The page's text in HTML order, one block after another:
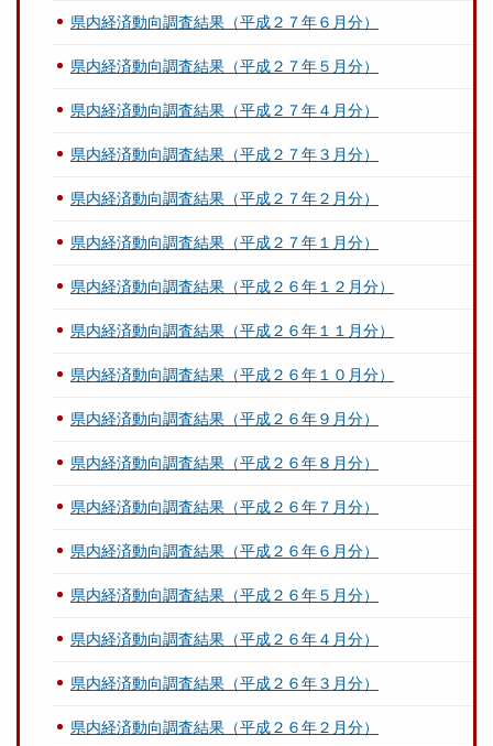
県内経済動向調査結果（平成２７年６月分）
県内経済動向調査結果（平成２７年５月分）
県内経済動向調査結果（平成２７年４月分）
県内経済動向調査結果（平成２７年３月分）
県内経済動向調査結果（平成２７年２月分）
県内経済動向調査結果（平成２７年１月分）
県内経済動向調査結果（平成２６年１２月分）
県内経済動向調査結果（平成２６年１１月分）
県内経済動向調査結果（平成２６年１０月分）
県内経済動向調査結果（平成２６年９月分）
県内経済動向調査結果（平成２６年８月分）
県内経済動向調査結果（平成２６年７月分）
県内経済動向調査結果（平成２６年６月分）
県内経済動向調査結果（平成２６年５月分）
県内経済動向調査結果（平成２６年４月分）
県内経済動向調査結果（平成２６年３月分）
県内経済動向調査結果（平成２６年２月分）